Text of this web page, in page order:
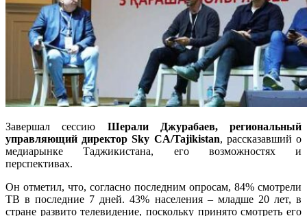
Завершал сессию Шерали Джурабаев, региональный
управляющий директор Sky CA/Tajikistan, рассказавший о
медиарынке Таджикистана, его возможностях и
перспективах.
Он отметил, что, согласно последним опросам, 84% смотрели
ТВ в последние 7 дней. 43% населения – младше 20 лет, в
стране развито телевидение, поскольку принято смотреть его